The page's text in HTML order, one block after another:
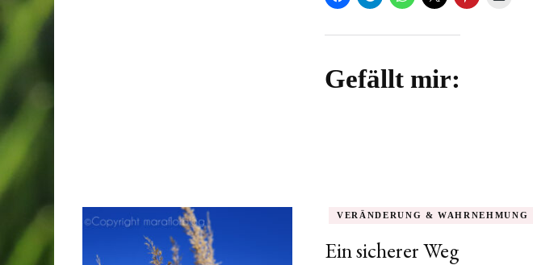
Gefällt mir:
VERÄNDERUNG & WAHRNEHMUNG
Ein sicherer Weg